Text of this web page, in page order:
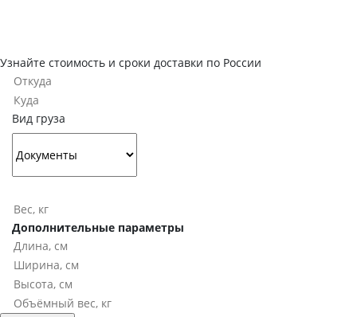
Узнайте стоимость и сроки доставки по России
Вид груза
Дополнительные параметры